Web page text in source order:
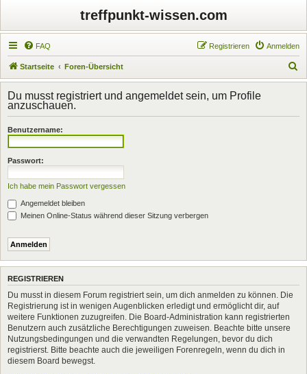
treffpunkt-wissen.com
FAQ Anmelden
Registrieren
Startseite Foren-Übersicht
u
h
Du musst registriert und angemeldet sein, um Profile
anzuschauen.
Benutzername:
Passwort:
Ich habe mein Passwort vergessen
Angemeldet bleiben
Meinen Online-Status während dieser Sitzung verbergen
REGISTRIEREN
Du musst in diesem Forum registriert sein, um dich anmelden zu können. Die
Registrierung ist in wenigen Augenblicken erledigt und ermöglicht dir, auf
weitere Funktionen zuzugreifen. Die Board-Administration kann registrierten
Benutzern auch zusätzliche Berechtigungen zuweisen. Beachte bitte unsere
Nutzungsbedingungen und die verwandten Regelungen, bevor du dich
registrierst. Bitte beachte auch die jeweiligen Forenregeln, wenn du dich in
diesem Board bewegst.